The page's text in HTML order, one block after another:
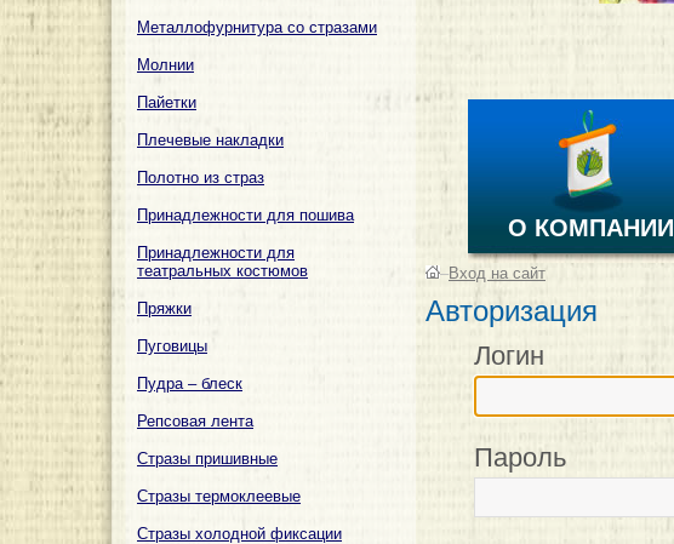
Металлофурнитура со стразами
Молнии
Пайетки
Плечевые накладки
Полотно из страз
Принадлежности для пошива
Принадлежности для
театральных костюмов
Пряжки
Пуговицы
Пудра – блеск
Репсовая лента
Стразы пришивные
Стразы термоклеевые
Стразы холодной фиксации
О КОМПАНИИ
–Вход на сайт
Авторизация
Логин
Пароль